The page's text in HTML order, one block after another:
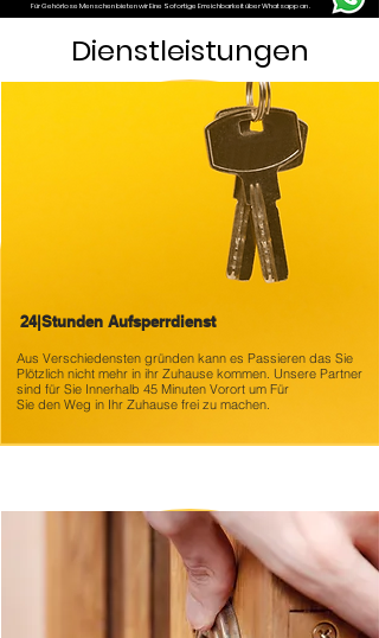
Für Gehörlose Menschen bieten wir Eine Sofortige Erreichbarkeit über Whatsapp an .
Dienstleistungen
24|Stunden Aufsperrdienst
Aus Verschiedensten gründen kann es Passieren das Sie
Plötzlich nicht mehr in ihr Zuhause kommen. Unsere Partner
sind für Sie Innerhalb 45 Minuten Vorort um Für
Sie den Weg in Ihr Zuhause frei zu machen.